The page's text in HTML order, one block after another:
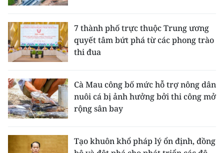
7 thành phố trực thuộc Trung ương
quyết tâm bứt phá từ các phong trào
thi đua
Cà Mau công bố mức hỗ trợ nông dân
nuôi cá bị ảnh hưởng bởi thi công mở
rộng sân bay
Tạo khuôn khổ pháp lý ổn định, đồng